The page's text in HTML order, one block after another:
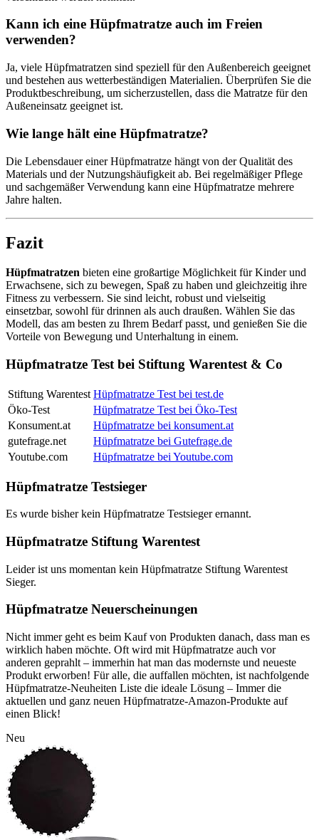
Kann ich eine Hüpfmatratze auch im Freien
verwenden?
Ja, viele Hüpfmatratzen sind speziell für den Außenbereich geeignet
und bestehen aus wetterbeständigen Materialien. Überprüfen Sie die
Produktbeschreibung, um sicherzustellen, dass die Matratze für den
Außeneinsatz geeignet ist.
Wie lange hält eine Hüpfmatratze?
Die Lebensdauer einer Hüpfmatratze hängt von der Qualität des
Materials und der Nutzungshäufigkeit ab. Bei regelmäßiger Pflege
und sachgemäßer Verwendung kann eine Hüpfmatratze mehrere
Jahre halten.
Fazit
Hüpfmatratzen bieten eine großartige Möglichkeit für Kinder und
Erwachsene, sich zu bewegen, Spaß zu haben und gleichzeitig ihre
Fitness zu verbessern. Sie sind leicht, robust und vielseitig
einsetzbar, sowohl für drinnen als auch draußen. Wählen Sie das
Modell, das am besten zu Ihrem Bedarf passt, und genießen Sie die
Vorteile von Bewegung und Unterhaltung in einem.
Hüpfmatratze Test bei Stiftung Warentest & Co
Stiftung Warentest Hüpfmatratze Test bei test.de
Öko-Test
Hüpfmatratze Test bei Öko-Test
Konsument.at
Hüpfmatratze bei konsument.at
gutefrage.net
Hüpfmatratze bei Gutefrage.de
Youtube.com
Hüpfmatratze bei Youtube.com
Hüpfmatratze Testsieger
Es wurde bisher kein Hüpfmatratze Testsieger ernannt.
Hüpfmatratze Stiftung Warentest
Leider ist uns momentan kein Hüpfmatratze Stiftung Warentest
Sieger.
Hüpfmatratze Neuerscheinungen
Nicht immer geht es beim Kauf von Produkten danach, dass man es
wirklich haben möchte. Oft wird mit Hüpfmatratze auch vor
anderen geprahlt – immerhin hat man das modernste und neueste
Produkt erworben! Für alle, die auffallen möchten, ist nachfolgende
Hüpfmatratze-Neuheiten Liste die ideale Lösung – Immer die
aktuellen und ganz neuen Hüpfmatratze-Amazon-Produkte auf
einen Blick!
Neu